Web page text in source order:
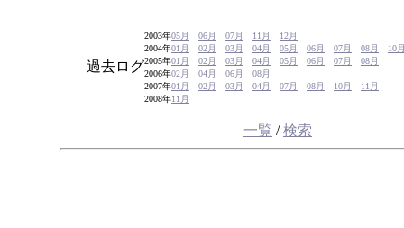
過去ログ
2003年05月 06月 07月 11月
12月
2004年01月 02月 03月 04月 05月 06月 07月 08月
10
2005年01月 02月 03月 04月 05月 06月 07月
08月
2006年02月 04月 06月
08月
2007年01月 02月 03月 04月 07月 08月 10月
11月
2008年11月
一覧 /検索